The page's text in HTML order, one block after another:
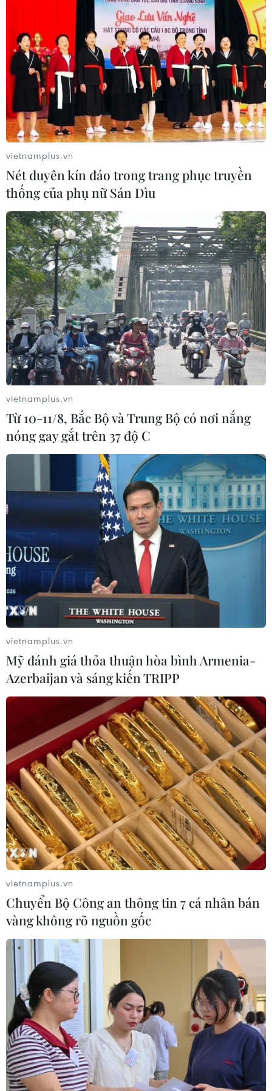
TIN CÙNG CHUYÊN MỤC
Pháp cảnh giác nguy cơ thao túng
thông tin trước bầu cử tổng thống
năm 2027
09/08/2026 07:45
Mỹ đánh giá thỏa thuận hòa bình
Armenia-Azerbaijan và sáng kiến
TRIPP
09/08/2026 06:56
Khủng hoảng nắng nóng đẩy 34 tỉnh
của Pháp vào mức nguy cơ cháy
rừng cao
08/08/2026 23:59
vietnamplus.vn
Nét duyên kín đáo trong trang phục truyền
thống của phụ nữ Sán Dìu
vietnamplus.vn
Từ 10-11/8, Bắc Bộ và Trung Bộ có nơi nắng
nóng gay gắt trên 37 độ C
vietnamplus.vn
Mỹ đánh giá thỏa thuận hòa bình Armenia-
Azerbaijan và sáng kiến TRIPP
vietnamplus.vn
Chuyển Bộ Công an thông tin 7 cá nhân bán
vàng không rõ nguồn gốc